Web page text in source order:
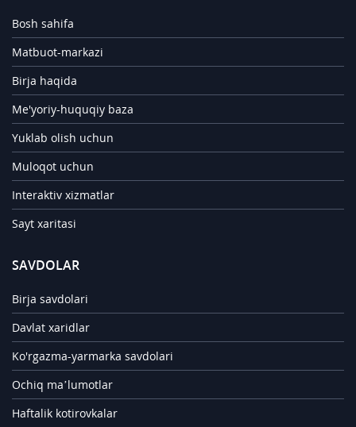
Bosh sahifa
Matbuot-markazi
Birja haqida
Me'yoriy-huquqiy baza
Yuklab olish uchun
Muloqot uchun
Interaktiv xizmatlar
Sayt xaritasi
SAVDOLAR
Birja savdolari
Davlat xaridlar
Ko'rgazma-yarmarka savdolari
Ochiq ma’lumotlar
Haftalik kotirovkalar